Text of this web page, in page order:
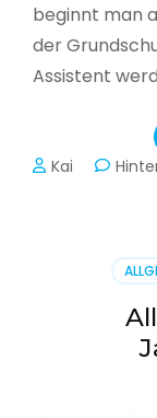
beginnt man
der
Assistent
Kai